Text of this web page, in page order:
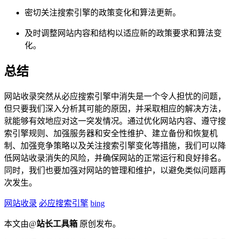
密切关注搜索引擎的政策变化和算法更新。
及时调整网站内容和结构以适应新的政策要求和算法变
化。
总结
网站收录突然从必应搜索引擎中消失是一个令人担忧的问题，
但只要我们深入分析其可能的原因，并采取相应的解决方法，
就能够有效地应对这一突发情况。通过优化网站内容、遵守搜
索引擎规则、加强服务器和安全性维护、建立备份和恢复机
制、加强竞争策略以及关注搜索引擎变化等措施，我们可以降
低网站收录消失的风险，并确保网站的正常运行和良好排名。
同时，我们也要加强对网站的管理和维护，以避免类似问题再
次发生。
网站收录 必应搜索引擎 bing
本文由@站长工具箱 原创发布。